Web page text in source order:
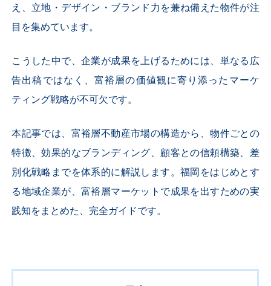
え、立地・デザイン・ブランド力を兼ね備えた物件が注
目を集めています。
こうした中で、企業が成果を上げるためには、単なる広
告出稿ではなく、富裕層の価値観に寄り添ったマーケ
ティング戦略が不可欠です。
本記事では、富裕層不動産市場の構造から、物件ごとの
特徴、効果的なブランディング、顧客との信頼構築、差
別化戦略までを体系的に解説します。福岡をはじめとす
る地域企業が、富裕層マーケットで成果を出すための実
践知をまとめた、完全ガイドです。